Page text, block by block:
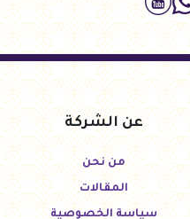
عن الشركة
من نحن
المقالات
سياسة الخصوصية